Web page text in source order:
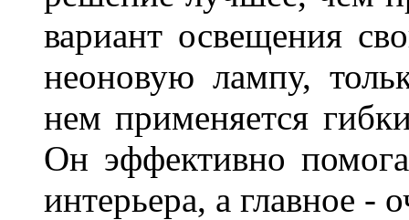
вариант освещения
неоновую лампу,
нем применяется
Он эффективно
интерьера, а главное